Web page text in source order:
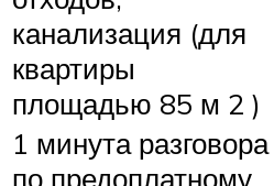
канализация (для
квартиры
площадью 85 м 2 )
1 минута разговора
по предоплатному